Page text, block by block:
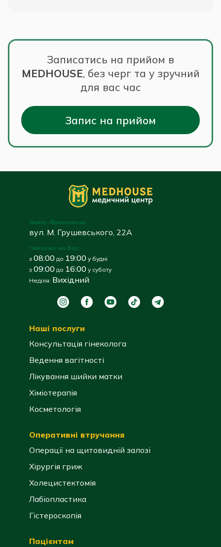
Записатись на прийом в
MEDHOUSE, без черг та у зручний
для вас час
Запис на прийом
Івано-Франківськ
вул. М. Грушевського, 22А
Чекаємо на Вас
з 08:00 до 19:00 у будні
з 09:00 до 16:00 у суботу
Неділя: Вихідний
Наші послуги
Консультація гінеколога
Ведення вагітності
Лікування шийки матки
Хіміотерапія
Косметологія
Оперативні втручання
Операції на щитовидній залозі
Хірургія гриж
Холецистектомія
Лабіопластика
Гістероскопія
Пацієнтам